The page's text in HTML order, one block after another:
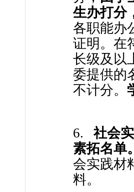
生办打分
各职能办
证明。在
长级及以
委提供的
不计分。
6.
社会
素拓名单
会实践材
料。